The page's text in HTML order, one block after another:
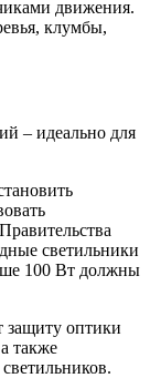
движения.
клумбы,
– идеально для
светильники
100 Вт должны
защиту оптики
также